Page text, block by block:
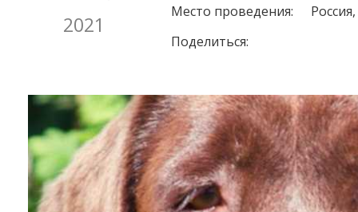
2021
Место проведения:
Поделиться: